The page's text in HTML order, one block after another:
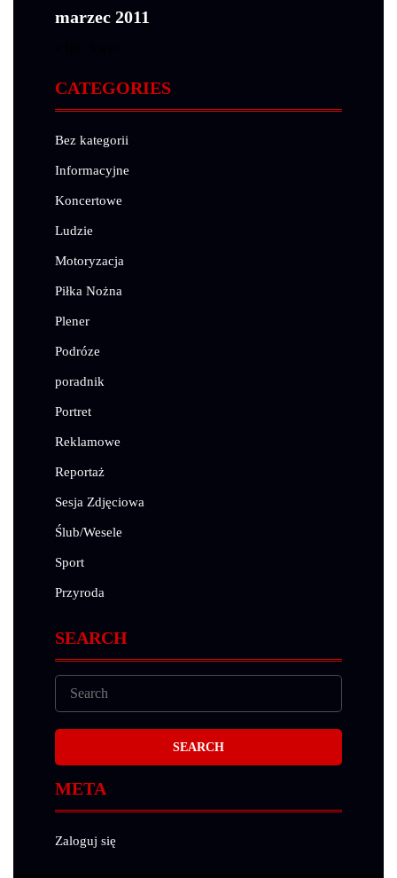
marzec 2011
CATEGORIES
Bez kategorii
Informacyjne
Koncertowe
Ludzie
Motoryzacja
Piłka Nożna
Plener
Podróze
poradnik
Portret
Reklamowe
Reportaż
Sesja Zdjęciowa
Ślub/Wesele
Sport
Przyroda
SEARCH
META
Zaloguj się